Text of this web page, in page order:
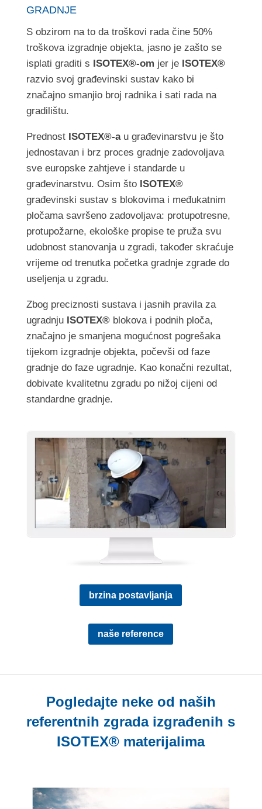
GRADNJE
S obzirom na to da troškovi rada čine 50%
troškova izgradnje objekta, jasno je zašto se
isplati graditi s ISOTEX®-om jer je ISOTEX®
razvio svoj građevinski sustav kako bi
značajno smanjio broj radnika i sati rada na
gradilištu.
Prednost ISOTEX®-au građevinarstvu je što
jednostavan i brz proces gradnje zadovoljava
sve europske zahtjeve i standarde u
građevinarstvu. Osim što ISOTEX®
građevinski sustav s blokovima i međukatnim
pločama savršeno zadovoljava: protupotresne,
protupožarne, ekološke propise te pruža svu
udobnost stanovanja u zgradi, također skraćuje
vrijeme od trenutka početka gradnje zgrade do
useljenja u zgradu.
Zbog preciznosti sustava i jasnih pravila za
ugradnju ISOTEX®blokova i podnih ploča,
značajno je smanjena mogućnost pogrešaka
tijekom izgradnje objekta, počevši od faze
gradnje do faze ugradnje. Kao konačni rezultat,
dobivate kvalitetnu zgradu po nižoj cijeni od
standardne gradnje.
brzina postavljanja
naše reference
Pogledajte neke od naših
referentnih zgrada izgrađenih s
ISOTEX® materijalima